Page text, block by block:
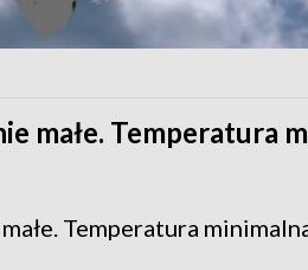
małe. Temperatura
Temperatura